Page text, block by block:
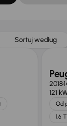
Sortuj według
2018
121
Od
1.6